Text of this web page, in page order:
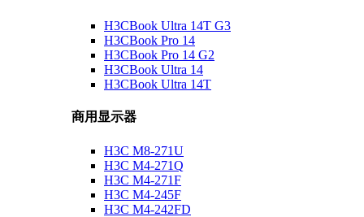
H3CBook Ultra 14T G3
H3CBook Pro 14
H3CBook Pro 14 G2
H3CBook Ultra 14
H3CBook Ultra 14T
商用显示器
H3C M8-271U
H3C M4-271Q
H3C M4-271F
H3C M4-245F
H3C M4-242FD